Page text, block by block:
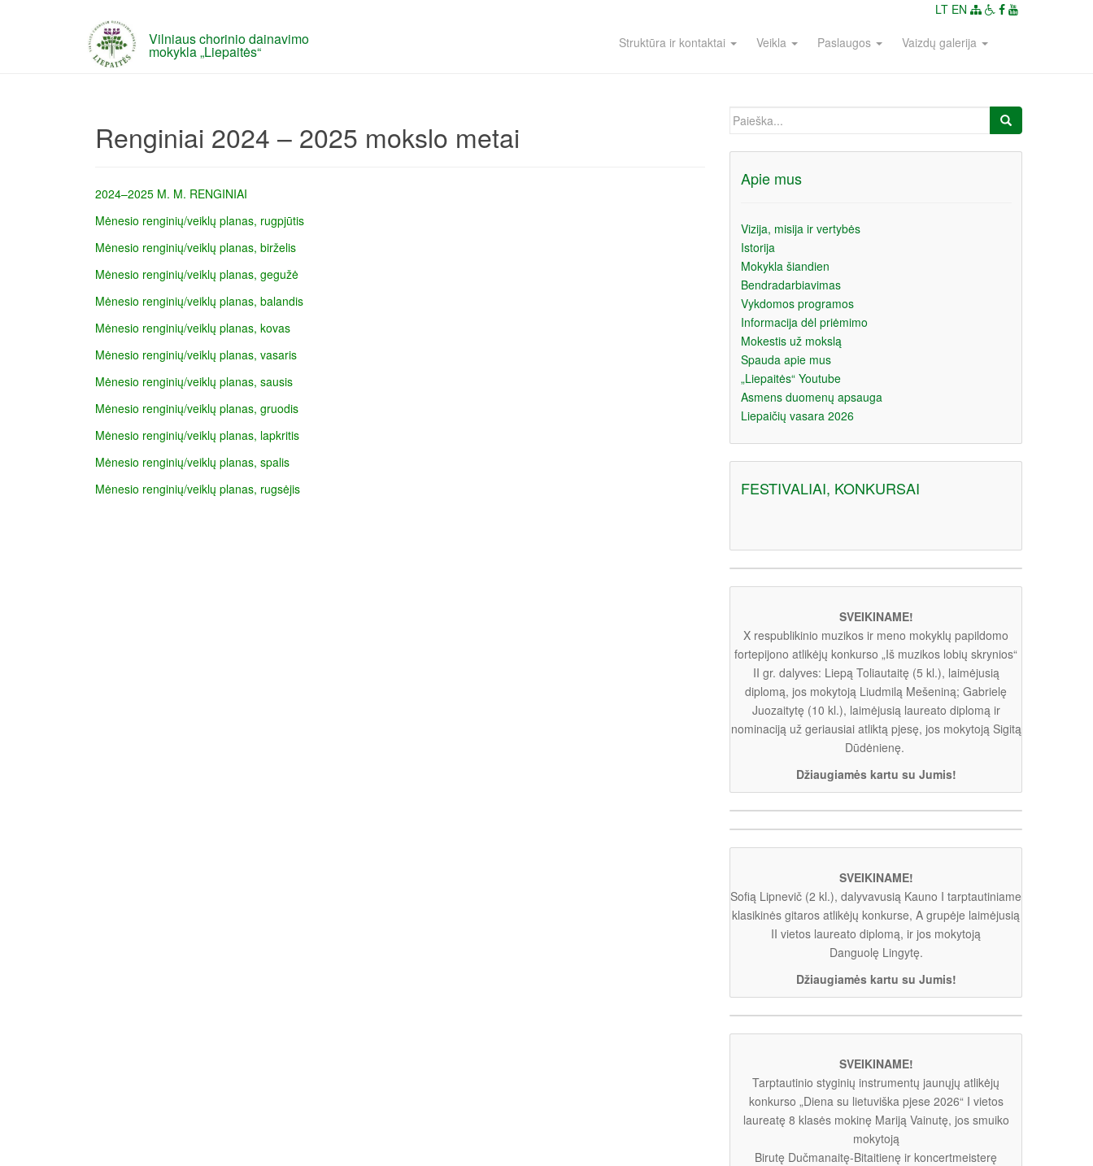
Vilniaus chorinio dainavimo
mokykla „Liepaitės“
LT EN
Struktūra ir kontaktai Veikla Paslaugos Vaizdų galerija
Renginiai 2024 – 2025 mokslo metai
2024–2025 M. M. RENGINIAI
Mėnesio renginių/veiklų planas, rugpjūtis
Mėnesio renginių/veiklų planas, birželis
Mėnesio renginių/veiklų planas, gegužė
Mėnesio renginių/veiklų planas, balandis
Mėnesio renginių/veiklų planas, kovas
Mėnesio renginių/veiklų planas, vasaris
Mėnesio renginių/veiklų planas, sausis
Mėnesio renginių/veiklų planas, gruodis
Mėnesio renginių/veiklų planas, lapkritis
Mėnesio renginių/veiklų planas, spalis
Mėnesio renginių/veiklų planas, rugsėjis
Ieškoti:
Apie mus
Vizija, misija ir vertybės
Istorija
Mokykla šiandien
Bendradarbiavimas
Vykdomos programos
Informacija dėl priėmimo
Mokestis už mokslą
Spauda apie mus
„Liepaitės“ Youtube
Asmens duomenų apsauga
Liepaičių vasara 2026
FESTIVALIAI, KONKURSAI
SVEIKINAME!
X respublikinio muzikos ir meno mokyklų papildomo
fortepijono atlikėjų konkurso „Iš muzikos lobių skrynios“
II gr. dalyves: Liepą Toliautaitę (5 kl.), laimėjusią
diplomą, jos mokytoją Liudmilą Mešeniną; Gabrielę
Juozaitytę (10 kl.), laimėjusią laureato diplomą ir
nominaciją už geriausiai atliktą pjesę, jos mokytoją Sigitą
Dūdėnienę.
Džiaugiamės kartu su Jumis!
SVEIKINAME!
Sofią Lipnevič (2 kl.), dalyvavusią Kauno I tarptautiniame
klasikinės gitaros atlikėjų konkurse, A grupėje laimėjusią
II vietos laureato diplomą, ir jos mokytoją
Danguolę Lingytę.
Džiaugiamės kartu su Jumis!
SVEIKINAME!
Tarptautinio styginių instrumentų jaunųjų atlikėjų
konkurso „Diena su lietuviška pjese 2026“ I vietos
laureatę 8 klasės mokinę Mariją Vainutę, jos smuiko
mokytoją
Birutę Dučmanaitę-Bitaitienę ir koncertmeisterę